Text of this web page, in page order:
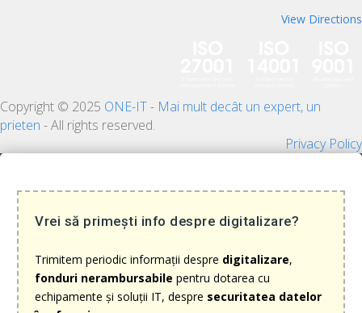
View Directions
Copyright © 2025 ONE-IT - Mai mult decât un expert, un
prieten - All rights reserved.
Privacy Policy
Vrei să primești info despre digitalizare?
Trimitem periodic informații despre digitalizare,
fonduri nerambursabile pentru dotarea cu
echipamente și soluții IT, despre securitatea datelor